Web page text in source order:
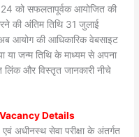
को सफलतापूर्वक आयोजित की
की अंतिम तिथि 31 जुलाई
अब आयोग की आधिकारिक वेबसाइट
जन्म तिथि के माध्यम से अपना
और विस्तृत जानकारी नीचे
Details
अधीनस्थ सेवा परीक्षा के अंतर्गत